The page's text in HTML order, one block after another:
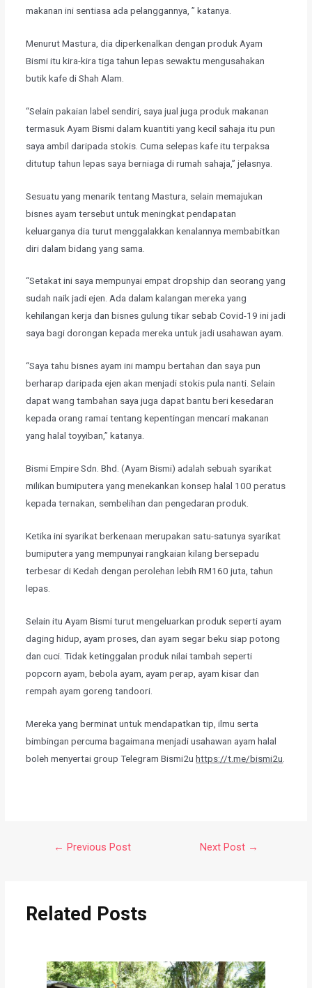
makanan ini sentiasa ada pelanggannya, ” katanya.
​Menurut Mastura, dia diperkenalkan dengan produk Ayam
Bismi itu kira-kira tiga tahun lepas sewaktu mengusahakan
butik kafe di Shah Alam.
​“Selain pakaian label sendiri, saya jual juga produk makanan
termasuk Ayam Bismi dalam kuantiti yang kecil sahaja itu pun
saya ambil daripada stokis. Cuma selepas kafe itu terpaksa
ditutup tahun lepas saya berniaga di rumah sahaja,” jelasnya.
​Sesuatu yang menarik tentang Mastura, selain memajukan
bisnes ayam tersebut untuk meningkat pendapatan
keluarganya dia turut menggalakkan kenalannya membabitkan
diri dalam bidang yang sama.
​“Setakat ini saya mempunyai empat dropship dan seorang yang
sudah naik jadi ejen. Ada dalam kalangan mereka yang
kehilangan kerja dan bisnes gulung tikar sebab Covid-19 ini jadi
saya bagi dorongan kepada mereka untuk jadi usahawan ayam.
​“Saya tahu bisnes ayam ini mampu bertahan dan saya pun
berharap daripada ejen akan menjadi stokis pula nanti. Selain
dapat wang tambahan saya juga dapat bantu beri kesedaran
kepada orang ramai tentang kepentingan mencari makanan
yang halal toyyiban,” katanya.
​Bismi Empire Sdn. Bhd. (Ayam Bismi) adalah sebuah syarikat
milikan bumiputera yang menekankan konsep halal 100 peratus
kepada ternakan, sembelihan dan pengedaran produk.
Ketika ini syarikat berkenaan merupakan satu-satunya syarikat
bumiputera yang mempunyai rangkaian kilang bersepadu
terbesar di Kedah dengan perolehan lebih RM160 juta, tahun
lepas.
​Selain itu Ayam Bismi turut mengeluarkan produk seperti ayam
daging hidup, ayam proses, dan ayam segar beku siap potong
dan cuci. Tidak ketinggalan produk nilai tambah seperti
popcorn ayam, bebola ayam, ayam perap, ayam kisar dan
rempah ayam goreng tandoori.
​Mereka yang berminat untuk mendapatkan tip, ilmu serta
bimbingan percuma bagaimana menjadi usahawan ayam halal
boleh menyertai group Telegram Bismi2uhttps://t.me/bismi2u
← Previous Post Next Post →
Related Posts